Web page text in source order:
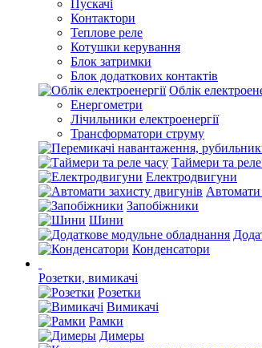
Пускачі
Контактори
Теплове реле
Котушки керування
Блок затримки
Блок додаткових контактів
Облік
Енергометри
Лічильники електроенергії
Трансформатори струму
Таймери та
Електродвигуни
Автомати
Запобіжники
Шини
Конденсатори
Розетки, вимикачі
Розетки
Вимикачі
Рамки
Димеры